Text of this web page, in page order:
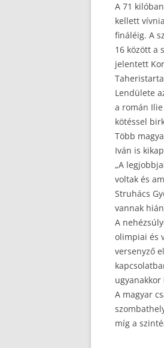
A 71
kellett
fináléig. A
16 között a
jelentett
Lendülete
a román
kötéssel
Több
Iván is
„A
voltak és
Struhács
vannak
A
olimpiai és
versenyző
A magyar
míg a